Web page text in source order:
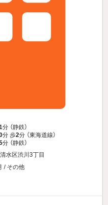
分 （静鉄）
分 歩2分 （東海道線）
分 （静鉄）
水区渋川3丁目
/ その他